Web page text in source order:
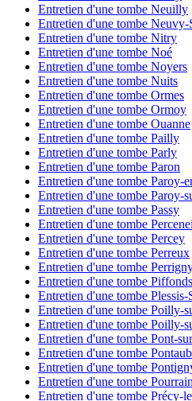
Entretien d'une tombe Neuilly
Entretien d'une tombe Neuvy-
Entretien d'une tombe Nitry
Entretien d'une tombe Noé
Entretien d'une tombe Noyers
Entretien d'une tombe Nuits
Entretien d'une tombe Ormes
Entretien d'une tombe Ormoy
Entretien d'une tombe Ouanne
Entretien d'une tombe Pailly
Entretien d'une tombe Parly
Entretien d'une tombe Paron
Entretien d'une tombe Paroy-
Entretien d'une tombe Paroy-
Entretien d'une tombe Passy
Entretien d'une tombe
Entretien d'une tombe Percey
Entretien d'une tombe Perreux
Entretien d'une tombe
Entretien d'une tombe Piffonds
Entretien d'une tombe Plessis-
Entretien d'une tombe Poilly-
Entretien d'une tombe Poilly-
Entretien d'une tombe Pont-
Entretien d'une tombe
Entretien d'une tombe
Entretien d'une tombe Pourrain
Entretien d'une tombe Précy-